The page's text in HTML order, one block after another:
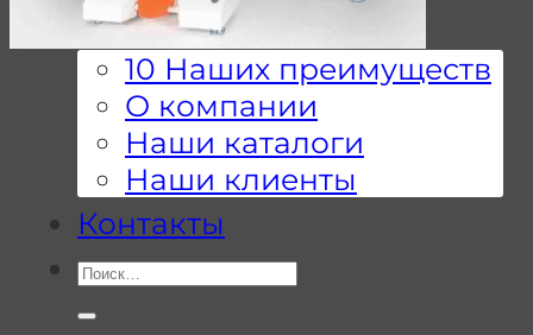
Почему Мы
10 Наших преимуществ
О компании
Наши каталоги
Наши клиенты
Контакты
Искать: